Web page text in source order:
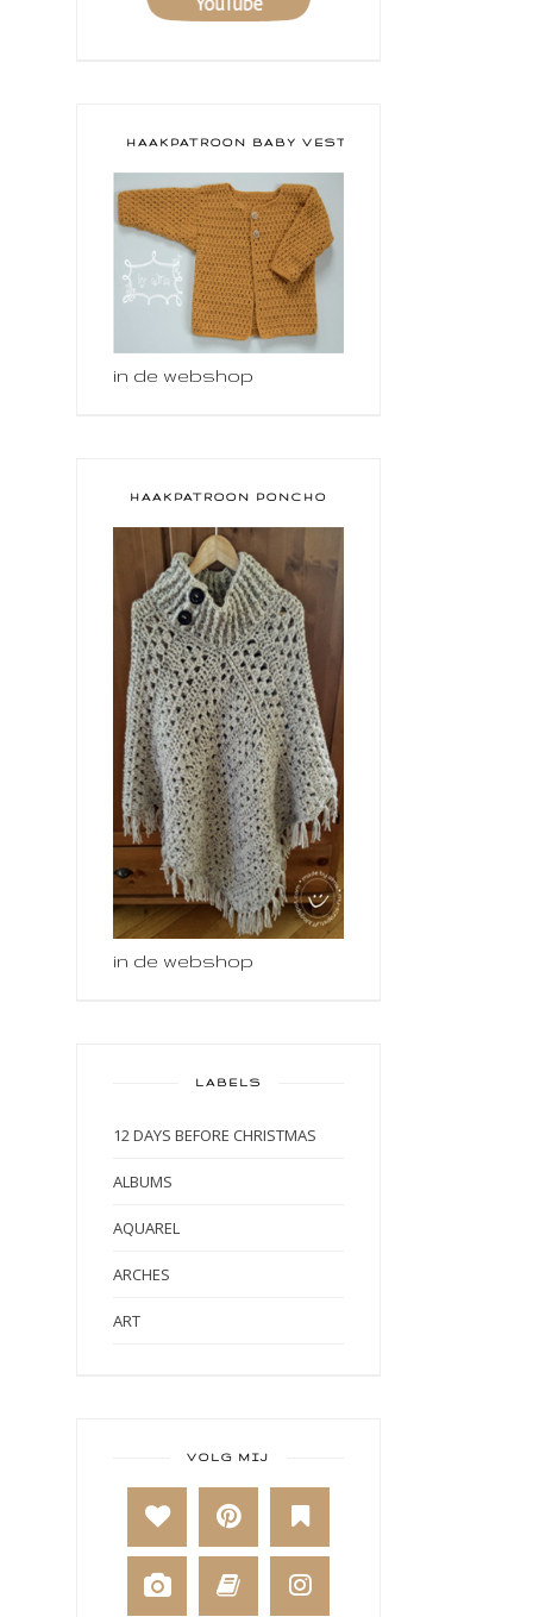
HAAKPATROON BABY VESTJE
in de webshop
HAAKPATROON PONCHO
in de webshop
LABELS
12 DAYS BEFORE CHRISTMAS
ALBUMS
AQUAREL
ARCHES
ART
BAKKEN
BEESTENBOEL
BOEKEN
VOLG MIJ